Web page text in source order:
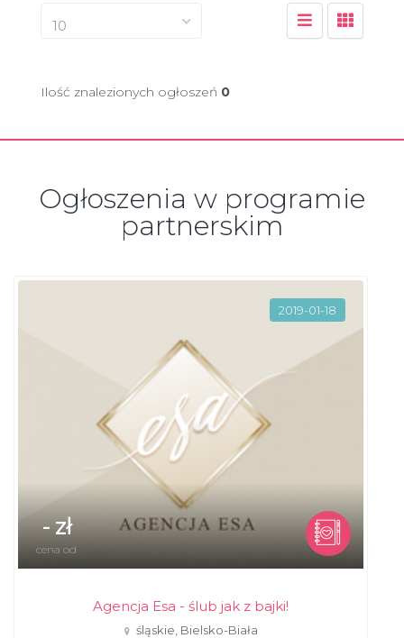
10
Ilość znalezionych ogłoszeń 0
Ogłoszenia w programie
partnerskim
2019-01-18
- zł
cena od
Agencja Esa - ślub jak z bajki!
śląskie, Bielsko-Biała